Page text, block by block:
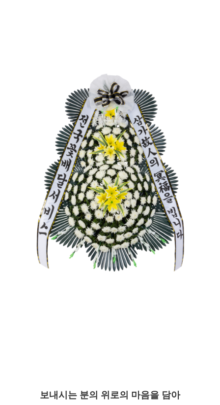
보내시는 분의 위로의 마음을 담아